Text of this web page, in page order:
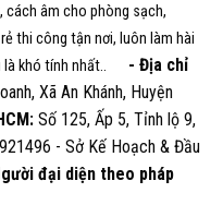
cách âm cho phòng sạch,
thi công tận nơi, luôn làm hài
khó tính nhất..
- Địa chỉ
Xã An Khánh, Huyện
Số 125, Ấp 5, Tỉnh lộ 9,
- Sở Kế Hoạch & Đầu
đại diện theo pháp